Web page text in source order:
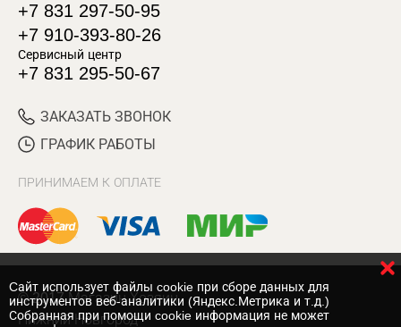
+7 831 297-50-95
+7 910-393-80-26
Сервисный центр
+7 831 295-50-67
ЗАКАЗАТЬ ЗВОНОК
ГРАФИК РАБОТЫ
ПРИНИМАЕМ К ОПЛАТЕ
© 2017 Магазин Хозяин
Нижний Новгород
Cайт использует файлы cookie при сборе данных для
инструментов веб-аналитики (Яндекс.Метрика и т.д.)
Собранная при помощи cookie информация не может